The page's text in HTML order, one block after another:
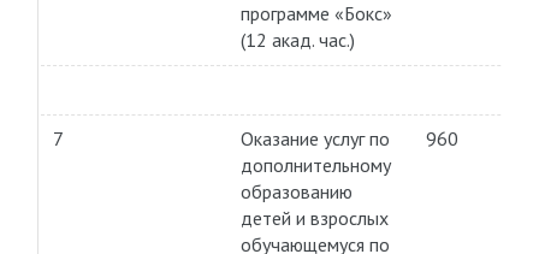
программе «Бокс»
(12 акад. час.)
7
Оказание услуг по
дополнительному
образованию
детей и взрослых
обучающемуся по
960